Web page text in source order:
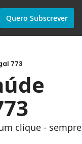
Quero Subscrever
773
clique - sempre